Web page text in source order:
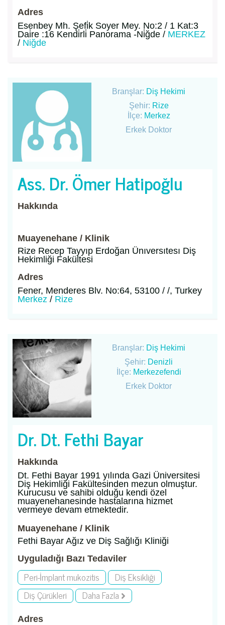
Adres
Esenbey Mh. Şefi̇k Soyer Mey. No:2 / 1 Kat:3
Dai̇re :16 Kendi̇rli̇ Panorama -Ni̇ğde / MERKEZ
/ Niğde
Branşlar: Diş Hekimi
Şehir: Rize
İlçe: Merkez
Erkek Doktor
Ass. Dr. Ömer Hatipoğlu
Hakkında
Muayenehane / Klinik
Rize Recep Tayyıp Erdoğan Ünıversıtesı Diş
Hekimliği Fakültesi
Adres
Fener, Menderes Blv. No:64, 53100 / /, Turkey
Merkez / Rize
Branşlar: Diş Hekimi
Şehir: Denizli
İlçe: Merkezefendi
Erkek Doktor
Dr. Dt. Fethi Bayar
Hakkında
Dt. Fethi Bayar 1991 yılında Gazi Üniversitesi
Diş Hekimliği Fakültesinden mezun olmuştur.
Kurucusu ve sahibi olduğu kendi özel
muayenehanesinde hastalarına hizmet
vermeye devam etmektedir.
Muayenehane / Klinik
Fethi Bayar Ağız ve Diş Sağlığı Kliniği
Uyguladığı Bazı Tedaviler
Peri-İmplant mukozitis
Diş Eksikliği
Diş Çürükleri
Daha Fazla
Adres